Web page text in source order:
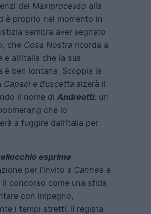
del Maxiprocesso alla
è proprio nel momento in
sembra aver segnato
che Cosa Nostra ricorda a
e all’Italia che la sua
è ben lontana. Scoppia la
Capaci e Buscetta alzerà il
il nome di Andreotti: un
che lo
a fuggire dall’Italia per
esprime
per l’invito a Cannes e
il concorso come una sfida
con impegno,
i tempi stretti. Il regista